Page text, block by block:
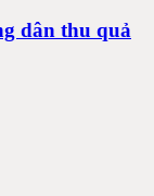
dân thu quả